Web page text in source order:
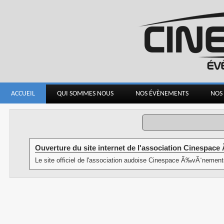
ACCUEIL QUI SOMMES NOUS NOS ÉVÈNEMENTS
Ouverture du site internet de l'association Cinespace
Le site officiel de l'association audoise Cinespace